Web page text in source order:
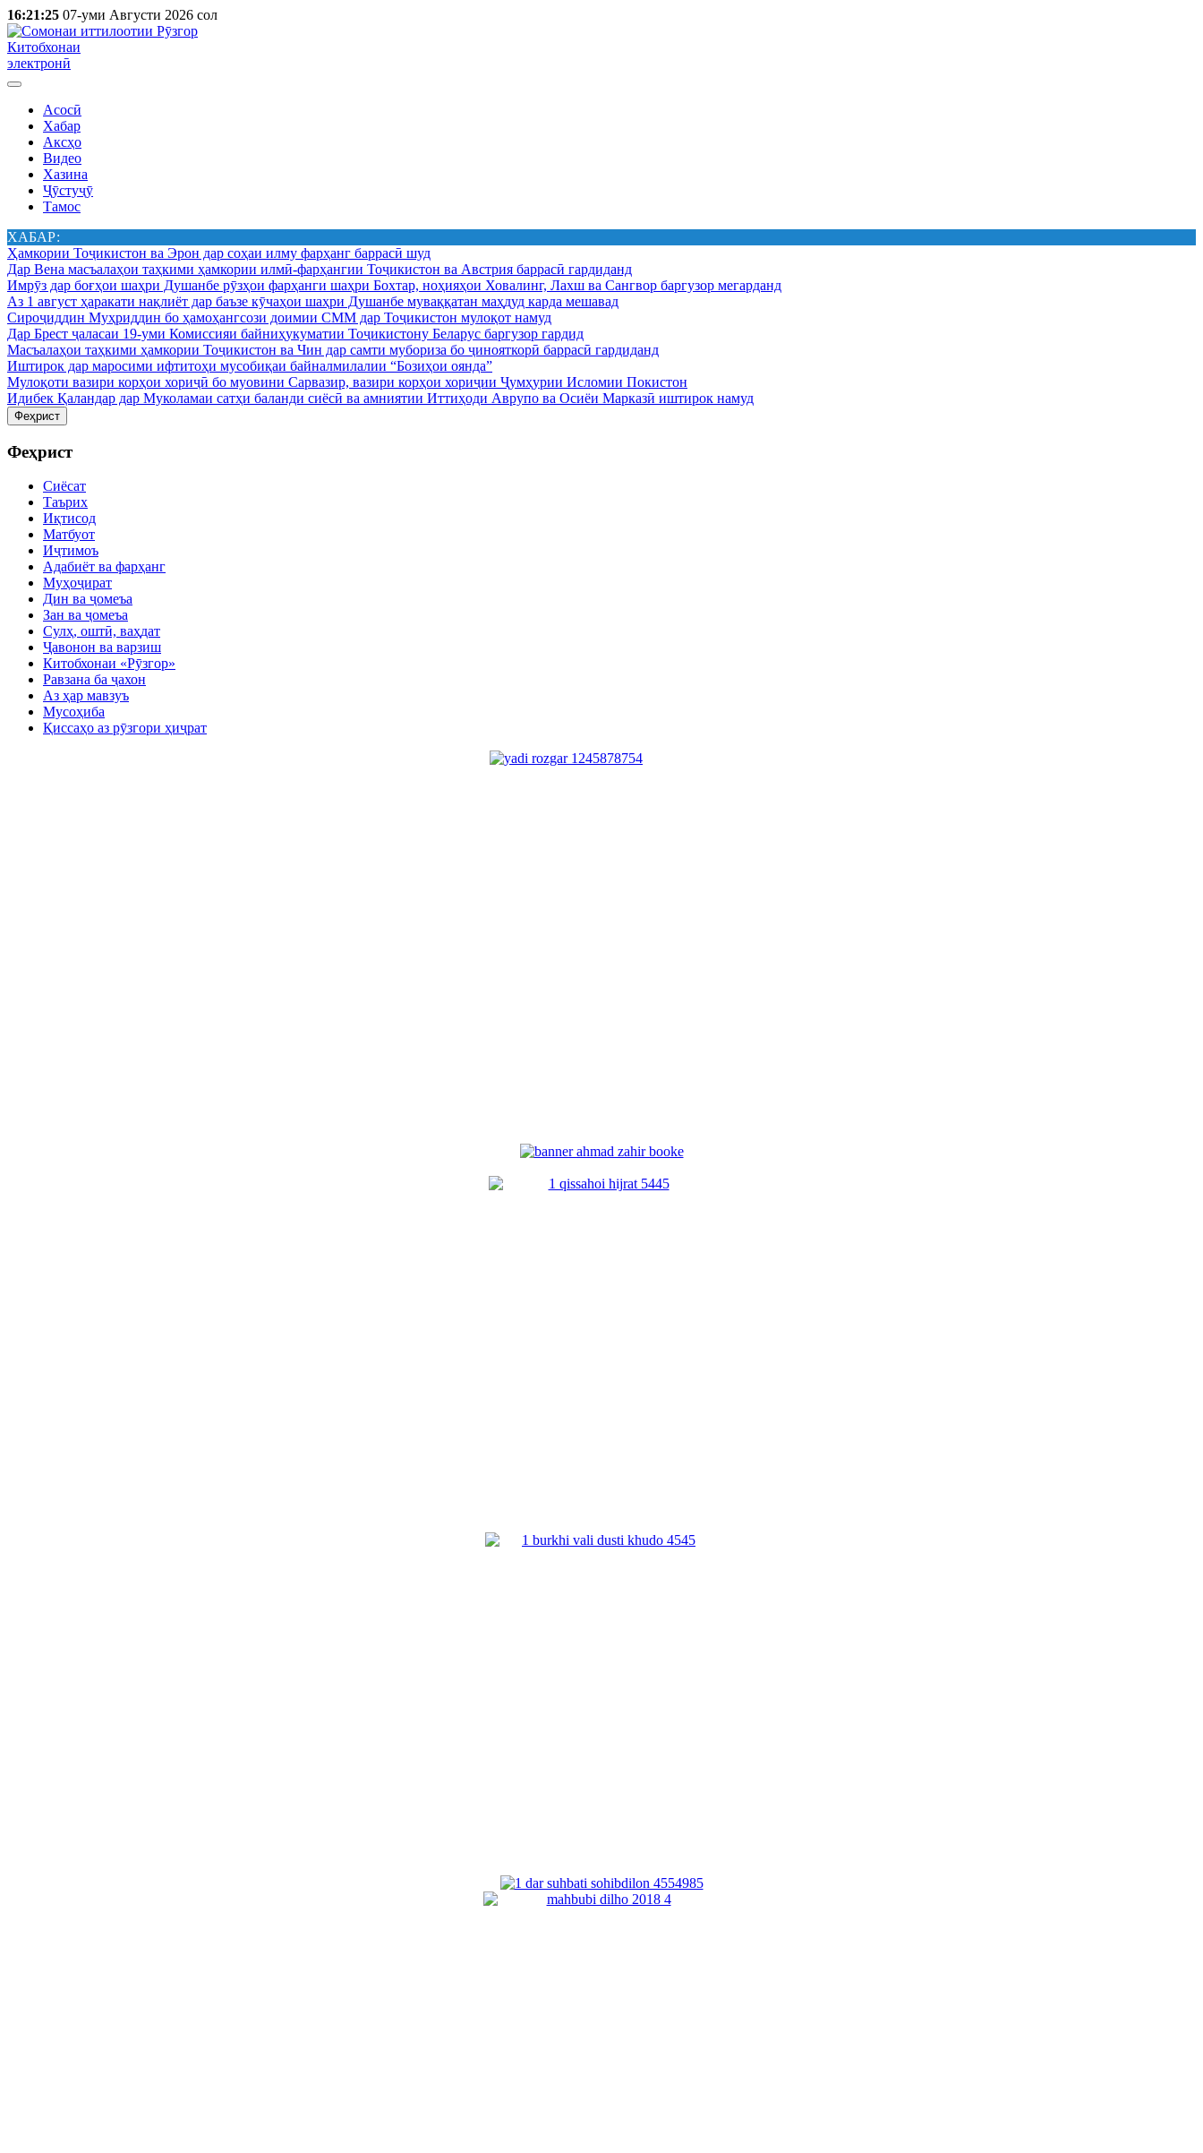
16:21:25 07-уми Августи 2026 сол
Китобхонаи
электронӣ
Асосӣ
Хабар
Аксҳо
Видео
Хазина
Ҷӯстуҷӯ
Тамос
ХАБАР:
Ҳамкории Тоҷикистон ва Эрон дар соҳаи илму фарҳанг баррасӣ шуд
Дар Вена масъалаҳои таҳкими ҳамкории илмӣ-фарҳангии Тоҷикистон ва Австрия баррасӣ гардиданд
Имрӯз дар боғҳои шаҳри Душанбе рӯзҳои фарҳанги шаҳри Бохтар, ноҳияҳои Ховалинг, Лахш ва Сангвор баргузор мегарданд
Аз 1 август ҳаракати нақлиёт дар баъзе кӯчаҳои шаҳри Душанбе муваққатан маҳдуд карда мешавад
Сироҷиддин Муҳриддин бо ҳамоҳангсози доимии СММ дар Тоҷикистон мулоқот намуд
Дар Брест ҷаласаи 19-уми Комиссияи байниҳукуматии Тоҷикистону Беларус баргузор гардид
Масъалаҳои таҳкими ҳамкории Тоҷикистон ва Чин дар самти мубориза бо ҷинояткорӣ баррасӣ гардиданд
Иштирок дар маросими ифтитоҳи мусобиқаи байналмилалии “Бозиҳои оянда”
Мулоқоти вазири корҳои хориҷӣ бо муовини Сарвазир, вазири корҳои хориҷии Ҷумҳурии Исломии Покистон
Идибек Қаландар дар Муколамаи сатҳи баланди сиёсӣ ва амниятии Иттиҳоди Аврупо ва Осиёи Марказӣ иштирок намуд
Феҳрист
Феҳрист
Сиёсат
Таърих
Иқтисод
Матбуот
Иҷтимоъ
Адабиёт ва фарҳанг
Муҳоҷират
Дин ва ҷомеъа
Зан ва ҷомеъа
Сулҳ, оштӣ, ваҳдат
Ҷавонон ва варзиш
Китобхонаи «Рӯзгор»
Равзана ба ҷахон
Аз ҳар мавзуъ
Мусоҳиба
Қиссаҳо аз рӯзгори ҳиҷрат